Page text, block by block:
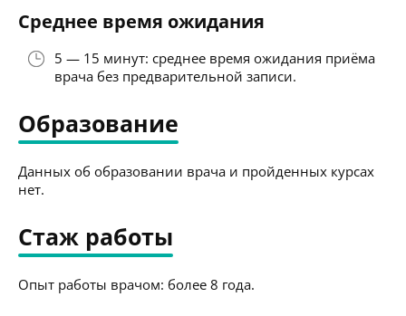
Среднее время ожидания
5 — 15 минут: среднее время ожидания приёма
врача без предварительной записи.
Образование
Данных об образовании врача и пройденных курсах
нет.
Стаж работы
Опыт работы врачом: более 8 года.